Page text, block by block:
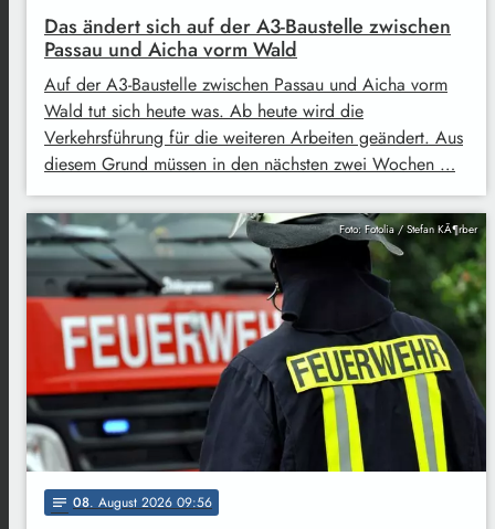
Das ändert sich auf der A3-Baustelle zwischen
Passau und Aicha vorm Wald
Auf der A3-Baustelle zwischen Passau und Aicha vorm
Wald tut sich heute was. Ab heute wird die
Verkehrsführung für die weiteren Arbeiten geändert. Aus
diesem Grund müssen in den nächsten zwei Wochen …
Foto: Fotolia / Stefan KÃ¶rber
notes 08. August 2026 09:56